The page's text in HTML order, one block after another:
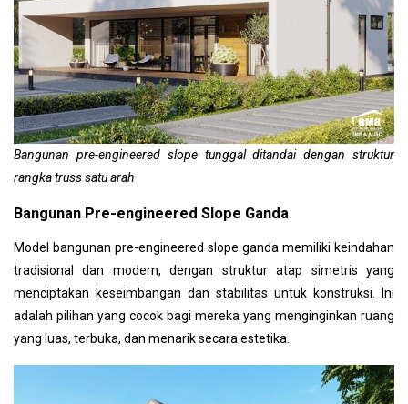
Bangunan pre-engineered slope tunggal ditandai dengan struktur
rangka truss satu arah
Bangunan Pre-engineered Slope Ganda
Model bangunan pre-engineered slope ganda memiliki keindahan
tradisional dan modern, dengan struktur atap simetris yang
menciptakan keseimbangan dan stabilitas untuk konstruksi. Ini
adalah pilihan yang cocok bagi mereka yang menginginkan ruang
yang luas, terbuka, dan menarik secara estetika.